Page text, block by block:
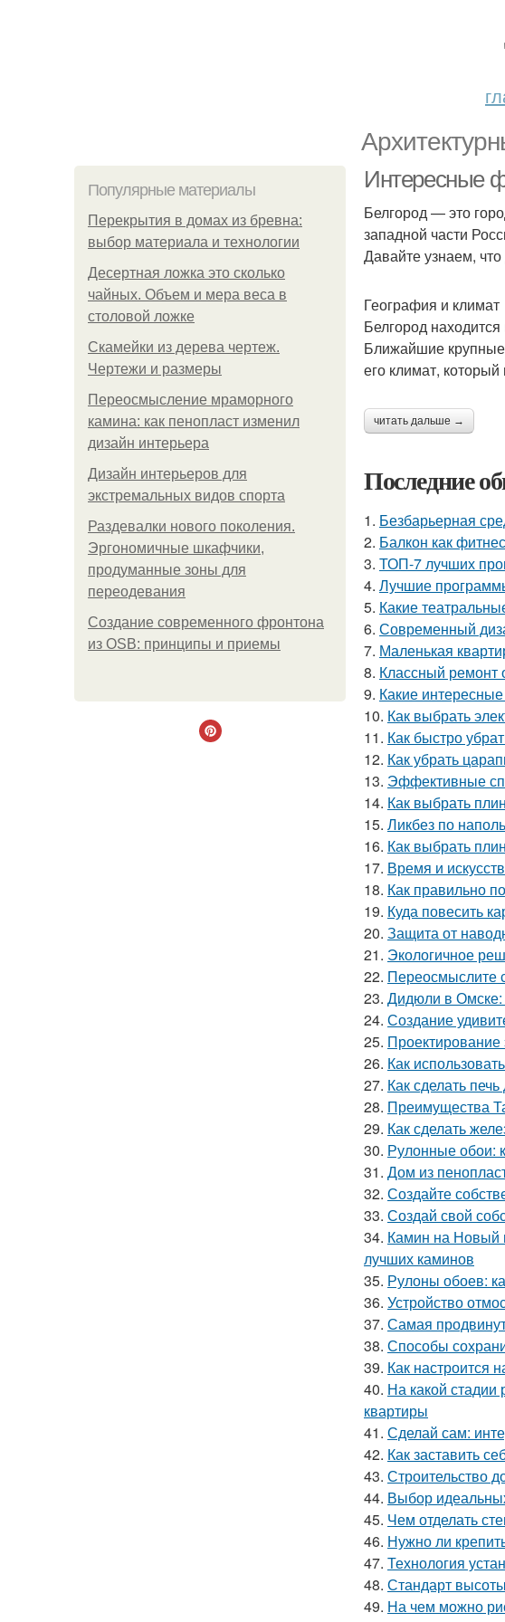
Популярные материалы
Перекрытия в домах из бревна:
выбор материала и технологии
Десертная ложка это сколько
чайных. Объем и мера веса в
столовой ложке
Скамейки из дерева чертеж.
Чертежи и размеры
Переосмысление мраморного
камина: как пенопласт изменил
дизайн интерьера
Дизайн интерьеров для
экстремальных видов спорта
Раздевалки нового поколения.
Эргономичные шкафчики,
продуманные зоны для
переодевания
Создание современного фронтона
из OSB: принципы и приемы
Интересные
Белгород — это
западной части
Давайте узнаем,
География и климат
Белгород
Ближайшие крупные
его климат,
читать дальше →
Последние
1. Безбарьерная
2. Балкон как
3. ТОП-7 лучших
4. Лучшие
5. Какие
6. Современный
7. Маленькая
8. Классный ремонт
9. Какие
10. Как выбрать
11. Как быстро
12. Как убрать
13. Эффективные
14. Как выбрать
15. Ликбез по
16. Как выбрать
17. Время и
18. Как правильно
19. Куда повесить
20. Защита от
21. Экологичное
22. Переосмыслите
23. Дидюли в Омске:
24. Создание
25.
26. Как
27. Как сделать
28. Преимущества
29. Как сделать
30. Рулонные обои:
31. Дом из
32. Создайте
33. Создай свой
34. Камин на Новый
лучших каминов
35. Рулоны обоев:
36. Устройство
37. Самая
38. Способы
39. Как настроится
40. На какой
квартиры
41. Сделай сам:
42. Как заставить
43. Строительство
44. Выбор
45. Чем отделать
46. Нужно ли
47. Технология
48. Стандарт
49. На чем можно